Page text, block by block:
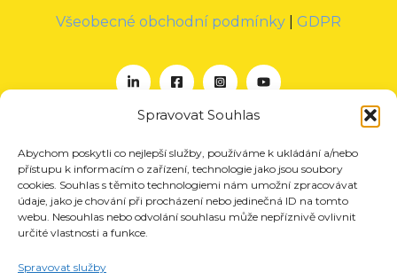
Spravovat Souhlas
Abychom poskytli co nejlepší služby, používáme k ukládání a/nebo
přístupu k informacím o zařízení, technologie jako jsou soubory
cookies. Souhlas s těmito technologiemi nám umožní zpracovávat
údaje, jako je chování při procházení nebo jedinečná ID na tomto
webu. Nesouhlas nebo odvolání souhlasu může nepříznivě ovlivnit
určité vlastnosti a funkce.
Spravovat služby
Všeobecné obchodní podmínky
GDPR
O nás
Projekty
Členství